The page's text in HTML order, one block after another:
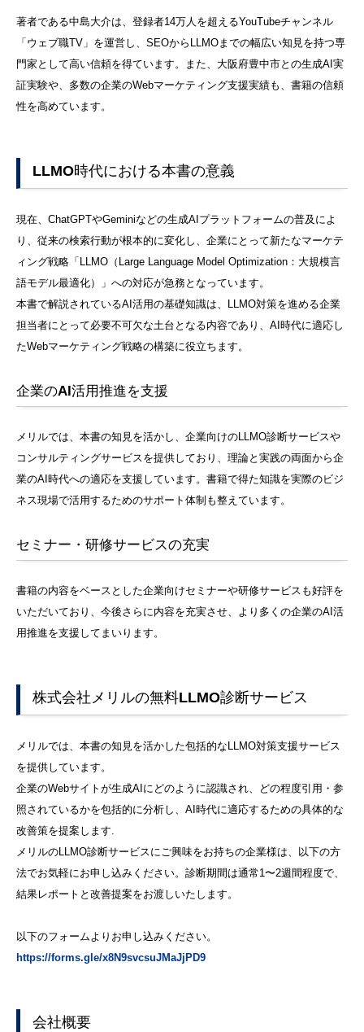
著者である中島大介は、登録者14万人を超えるYouTubeチャンネル
「ウェブ職TV」を運営し、SEOからLLMOまでの幅広い知見を持つ専
門家として高い信頼を得ています。また、大阪府豊中市との生成AI実
証実験や、多数の企業のWebマーケティング支援実績も、書籍の信頼
性を高めています。
LLMO時代における本書の意義
現在、ChatGPTやGeminiなどの生成AIプラットフォームの普及によ
り、従来の検索行動が根本的に変化し、企業にとって新たなマーケテ
ィング戦略「LLMO（Large Language Model Optimization：大規模言
語モデル最適化）」への対応が急務となっています。
本書で解説されているAI活用の基礎知識は、LLMO対策を進める企業
担当者にとって必要不可欠な土台となる内容であり、AI時代に適応し
たWebマーケティング戦略の構築に役立ちます。
企業のAI活用推進を支援
メリルでは、本書の知見を活かし、企業向けのLLMO診断サービスや
コンサルティングサービスを提供しており、理論と実践の両面から企
業のAI時代への適応を支援しています。書籍で得た知識を実際のビジ
ネス現場で活用するためのサポート体制も整えています。
セミナー・研修サービスの充実
書籍の内容をベースとした企業向けセミナーや研修サービスも好評を
いただいており、今後さらに内容を充実させ、より多くの企業のAI活
用推進を支援してまいります。
株式会社メリルの無料LLMO診断サービス
メリルでは、本書の知見を活かした包括的なLLMO対策支援サービス
を提供しています。
企業のWebサイトが生成AIにどのように認識され、どの程度引用・参
照されているかを包括的に分析し、AI時代に適応するための具体的な
改善策を提案します.
メリルのLLMO診断サービスにご興味をお持ちの企業様は、以下の方
法でお気軽にお申し込みください。診断期間は通常1〜2週間程度で、
結果レポートと改善提案をお渡しいたします。
以下のフォームよりお申し込みください。
https://forms.gle/x8N9svcsuJMaJjPD9
会社概要